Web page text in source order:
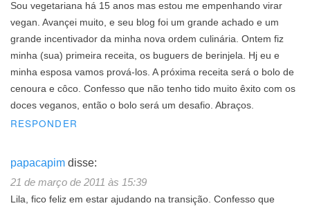
Sou vegetariana há 15 anos mas estou me empenhando virar
vegan. Avançei muito, e seu blog foi um grande achado e um
grande incentivador da minha nova ordem culinária. Ontem fiz
minha (sua) primeira receita, os buguers de berinjela. Hj eu e
minha esposa vamos prová-los. A próxima receita será o bolo de
cenoura e côco. Confesso que não tenho tido muito êxito com os
doces veganos, então o bolo será um desafio. Abraços.
RESPONDER
papacapim disse:
21 de março de 2011 às 15:39
Lila, fico feliz em estar ajudando na transição. Confesso que